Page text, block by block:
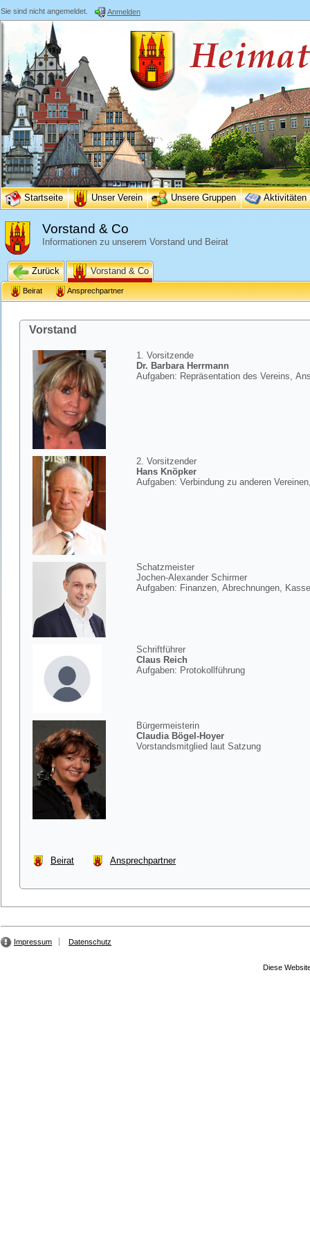
Sie sind nicht angemeldet. Anmelden
Startseite Unser Verein Unsere Gruppen Aktivitäten
Vorstand & Co
Informationen zu unserem Vorstand und Beirat
Zurück Vorstand & Co
Beirat Ansprechpartner
Vorstand
1. Vorsitzende
Dr. Barbara Herrmann
Aufgaben: Repräsentation des Vereins,
2. Vorsitzender
Hans Knöpker
Aufgaben: Verbindung zu anderen
Schatzmeister
Jochen-Alexander Schirmer
Aufgaben: Finanzen, Abrechnungen,
Schriftführer
Claus Reich
Aufgaben: Protokollführung
Bürgermeisterin
Claudia Bögel-Hoyer
Vorstandsmitglied laut Satzung
Beirat Ansprechpartner
Impressum Datenschutz
Diese